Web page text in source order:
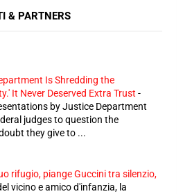
& PARTNERS
Is Shredding the
It Never Deserved Extra Trust -
by Justice Department
judges to question the
they give to ...
rifugio, piange Guccini tra silenzio,
vicino e amico d'infanzia, la